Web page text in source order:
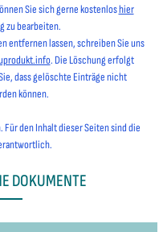
Sie sich gerne kostenloshier
zu bearbeiten.
entfernen lassen, schreiben Sie uns
. Die Löschung erfolgt
dass gelöschte Einträge nicht
können.
den Inhalt dieser Seiten sind die
DOKUMENTE